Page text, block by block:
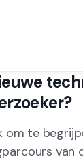
om te
van